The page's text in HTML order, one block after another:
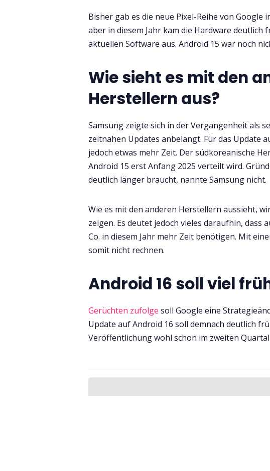
Bisher gab es die neue Pixel-Reihe von
aber in diesem Jahr kam die Hardware
aktuellen Software aus. Android 15 war noch
Wie sieht es mit den
Herstellern aus?
Samsung zeigte sich in der Vergangenheit als
zeitnahen Updates anbelangt. Für das Update
jedoch etwas mehr Zeit. Der südkoreanische
Android 15 erst Anfang 2025 verteilt wird.
deutlich länger braucht, nannte Samsung nicht.
Wie es mit den anderen Herstellern aussieht,
zeigen. Es deutet jedoch vieles daraufhin, dass
Co. in diesem Jahr mehr Zeit benötigen. Mit
somit nicht rechnen.
Android 16 soll viel
Gerüchten zufolge soll Google eine
Update auf Android 16 soll demnach deutlich
Veröffentlichung wohl schon im zweiten Quartal